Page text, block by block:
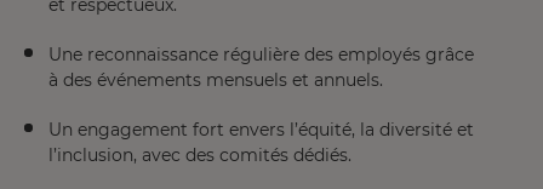
et respectueux.
Une reconnaissance régulière des employés grâce
à des événements mensuels et annuels.
Un engagement fort envers l’équité, la diversité et
l’inclusion, avec des comités dédiés.